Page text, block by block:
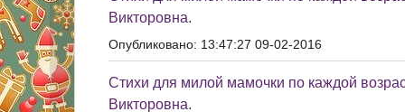
Викторовна.
Опубликовано: 13:47:27 09-02-2016
Стихи для милой мамочки по каждой
Викторовна.